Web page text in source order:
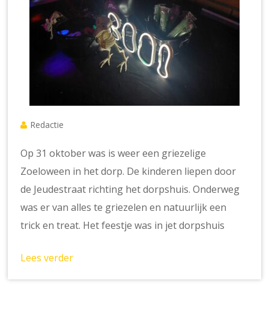
Redactie
Op 31 oktober was is weer een griezelige
Zoeloween in het dorp. De kinderen liepen door
de Jeudestraat richting het dorpshuis. Onderweg
was er van alles te griezelen en natuurlijk een
trick en treat. Het feestje was in jet dorpshuis
Lees verder